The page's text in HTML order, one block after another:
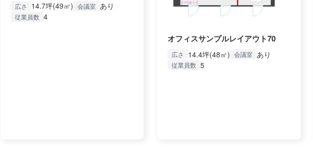
広さ 14.7坪(49㎡) 会議室 あり
従業員数 4
オフィスサンプルレイアウト70
広さ 14.4坪(48㎡) 会議室 あり
従業員数 5